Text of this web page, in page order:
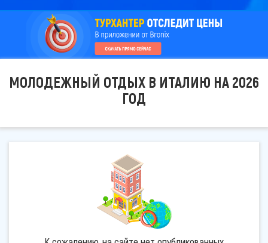
МОЛОДЕЖНЫЙ ОТДЫХ В ИТАЛИЮ НА 2026
ГОД